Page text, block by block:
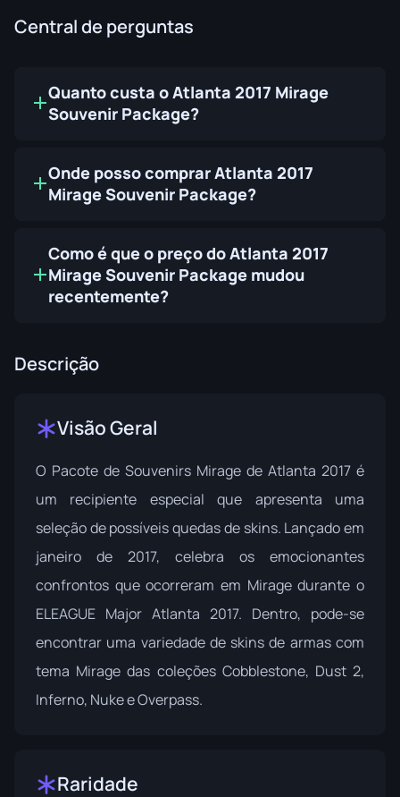
Central de perguntas
Quanto custa o Atlanta 2017 Mirage
Souvenir Package?
Onde posso comprar Atlanta 2017
Mirage Souvenir Package?
Como é que o preço do Atlanta 2017
Mirage Souvenir Package mudou
recentemente?
Descrição
Visão Geral
O Pacote de Souvenirs Mirage de Atlanta 2017 é
um recipiente especial que apresenta uma
seleção de possíveis quedas de skins. Lançado em
janeiro de 2017, celebra os emocionantes
confrontos que ocorreram em Mirage durante o
ELEAGUE Major Atlanta 2017. Dentro, pode-se
encontrar uma variedade de skins de armas com
tema Mirage das coleções Cobblestone, Dust 2,
Inferno, Nuke e Overpass.
Raridade